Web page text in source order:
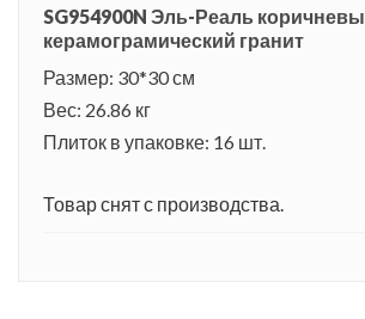
SG954900N Эль-Реаль
керамограмический гранит
Размер: 30*30 см
Вес: 26.86 кг
Плиток в упаковке: 16 шт.
Товар снят с производства.